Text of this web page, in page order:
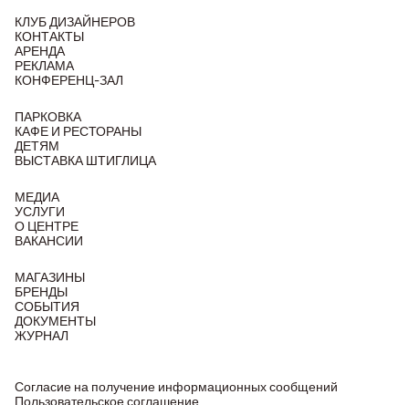
КЛУБ ДИЗАЙНЕРОВ
КОНТАКТЫ
АРЕНДА
РЕКЛАМА
КОНФЕРЕНЦ-ЗАЛ
ПАРКОВКА
КАФЕ И РЕСТОРАНЫ
ДЕТЯМ
ВЫСТАВКА ШТИГЛИЦА
МЕДИА
УСЛУГИ
О ЦЕНТРЕ
ВАКАНСИИ
МАГАЗИНЫ
БРЕНДЫ
СОБЫТИЯ
ДОКУМЕНТЫ
ЖУРНАЛ
Согласие на получение информационных сообщений